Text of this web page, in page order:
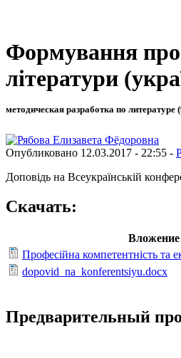
Формування
літератури
методическая разработка по литературе
Опубликовано 12.03.2017 - 22:55 -
Доповідь на Всеукраїнській
Скачать:
Вложение
Професійна компетентність та
dopovid_na_konferentsiyu.docx
Предварительный